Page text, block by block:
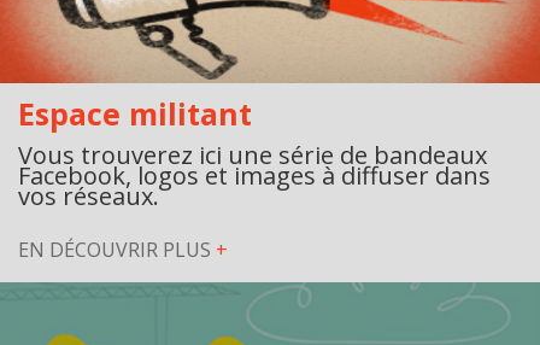
Espace militant
Vous trouverez ici une série de bandeaux
Facebook, logos et images à diffuser dans
vos réseaux.
EN DÉCOUVRIR PLUS +